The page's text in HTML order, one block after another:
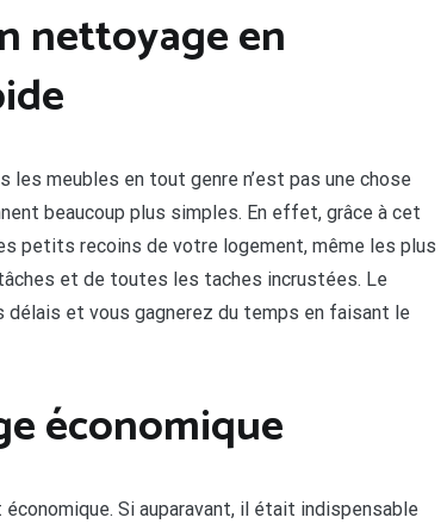
nettoyage en
meubles en tout genre n’est pas une chose
beaucoup plus simples. En effet, grâce à cet
petits recoins de votre logement, même les plus
et de toutes les taches incrustées. Le
et vous gagnerez du temps en faisant le
économique
Si auparavant, il était indispensable